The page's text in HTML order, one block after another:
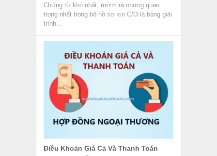
Chứng từ khó nhất, rườm rà nhưng quan
trọng nhất trong bộ hồ sơ xin C/O là bảng giải
trình...
Điều Khoản Giá Cả Và Thanh Toán